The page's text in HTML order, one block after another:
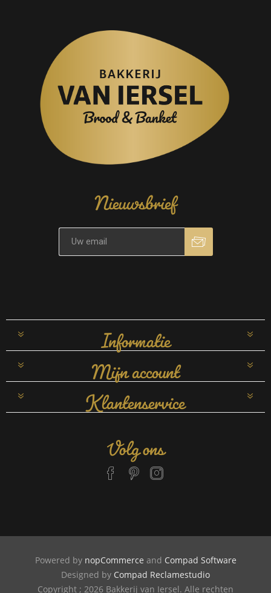
Nieuwsbrief
Informatie
Mijn account
Klantenservice
Volg ons
Powered by nopCommerce and Compad Software
Designed by Compad Reclamestudio
Copyright ; 2026 Bakkerij van Iersel. Alle rechten